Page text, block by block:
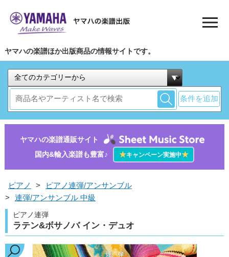
ヤマハの楽譜ほか出版商品の情報サイトです。
条件を追加
ヤマハの楽譜通販サイト
国内&輸入楽譜も豊富♪
★キャンペーン実施中★
ピアノ >
ピアノ連弾/アンサンブル
>
連弾/アンサンブル 中級
ピアノ連弾
ラテン&ボサノバ イン・デュオ